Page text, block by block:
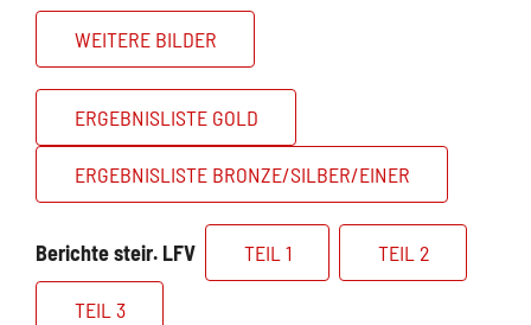
WEITERE BILDER
ERGEBNISLISTE GOLD
ERGEBNISLISTE BRONZE/SILBER/EINER
Berichte steir. LFV TEIL 1 TEIL 2
TEIL 3